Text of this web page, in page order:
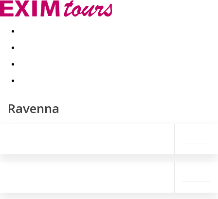
Akční nabídky Last minute
Ravenna